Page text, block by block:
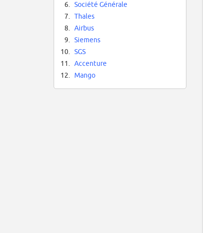
6.
Société Générale
7.
Thales
8.
Airbus
9.
Siemens
10.
SGS
11.
Accenture
12.
Mango